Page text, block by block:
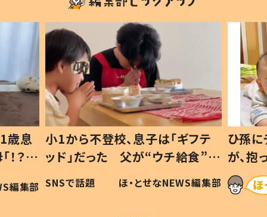
歳息
？」
編集部
小1から不登校、息子は「ギフテ
ッド」だった 父が“ウチ給食”を
作り続ける理由とは #令和の親
#令和の子
SNSで話題 ほ・とせなNEWS編集部
ひ孫
が、
「涙が
い」